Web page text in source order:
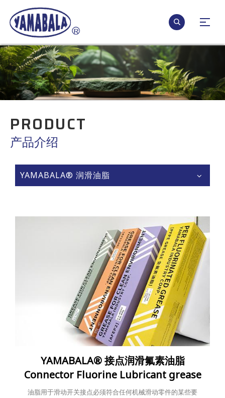
PRODUCT
产品介绍
YAMABALA® 润滑油脂
YAMABALA® 接点润滑氟素油脂
Connector Fluorine Lubricant grease
油脂用于滑动开关接点必须符合任何机械滑动零件的某些要